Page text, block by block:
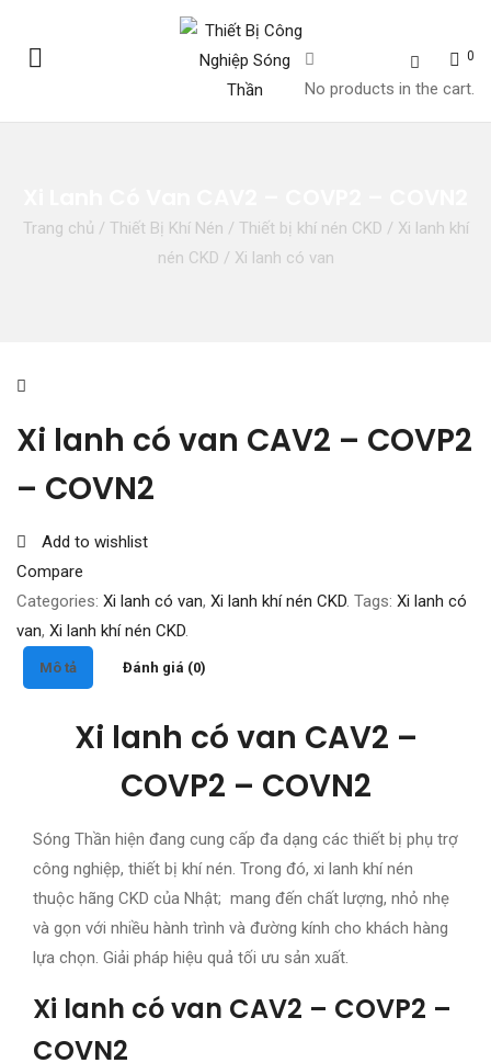
0
No products in the cart.
Trang chủ / Thiết Bị Khí Nén / Thiết bị khí nén CKD / Xi lanh khí
nén CKD / Xi lanh có van
Xi lanh có van CAV2 – COVP2
– COVN2
Add to wishlist
Compare
Categories: Xi lanh có van, Xi lanh khí nén CKD. Tags: Xi lanh có
van, Xi lanh khí nén CKD.
Mô tả Đánh giá (0)
Xi lanh có van CAV2 –
COVP2 – COVN2
Sóng Thần hiện đang cung cấp đa dạng các thiết bị phụ trợ
công nghiệp, thiết bị khí nén. Trong đó, xi lanh khí nén
thuộc hãng CKD của Nhật; mang đến chất lượng, nhỏ nhẹ
và gọn với nhiều hành trình và đường kính cho khách hàng
lựa chọn. Giải pháp hiệu quả tối ưu sản xuất.
Xi lanh có van CAV2 – COVP2 –
COVN2